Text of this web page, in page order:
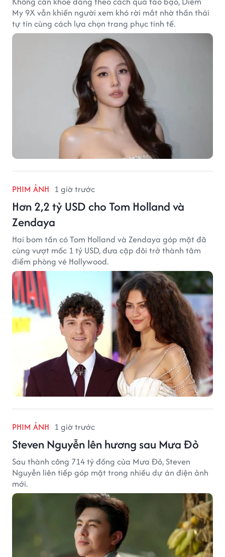
My 9X vẫn khiến người xem khó rời mắt nhờ thần thái
tự tin cùng cách lựa chọn trang phục tinh tế.
PHIM ẢNH 1 giờ trước
Hơn 2,2 tỷ USD cho Tom Holland và
Zendaya
Hai bom tấn có Tom Holland và Zendaya góp mặt đã
cùng vượt mốc 1 tỷ USD, đưa cặp đôi trở thành tâm
điểm phòng vé Hollywood.
PHIM ẢNH 1 giờ trước
Steven Nguyễn lên hương sau Mưa Đỏ
Sau thành công 714 tỷ đồng của Mưa Đỏ, Steven
Nguyễn liên tiếp góp mặt trong nhiều dự án điện ảnh
mới.